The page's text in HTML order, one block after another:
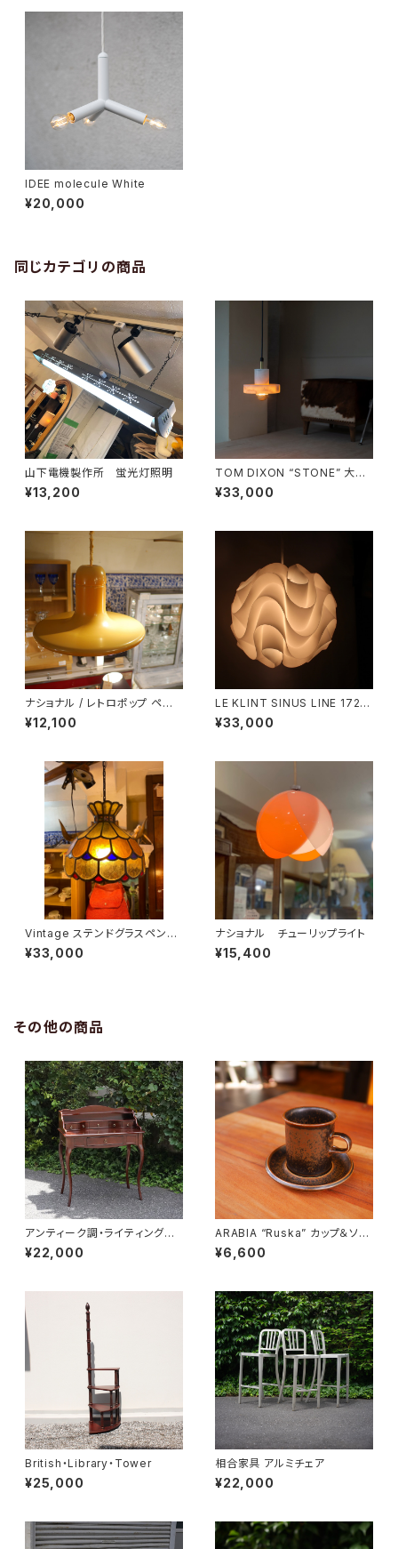
IDEE molecule White
¥20,000
同じカテゴリの商品
山下電機製作所 蛍光灯照明
¥13,200
TOM DIXON “STONE” 大理
石ペンダントライト
¥33,000
ナショナル / レトロポップ ペン
ダントライト
¥12,100
LE KLINT SINUS LINE 172A
Medium
¥33,000
Vintage ステンドグラスペンダ
ントライト
¥33,000
ナショナル チューリップライト
¥15,400
その他の商品
アンティーク調・ライティングデ
スク
¥22,000
ARABIA “Ruska” カップ＆ソー
サー
¥6,600
British・Library・Tower
¥25,000
相合家具 アルミチェア
¥22,000